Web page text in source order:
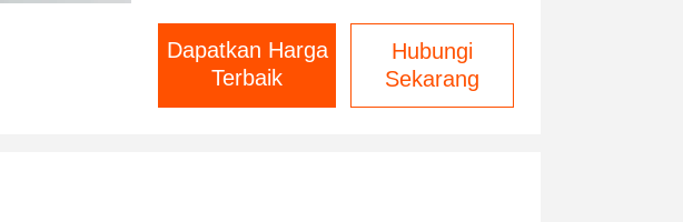
Dapatkan Harga
Terbaik
Hubungi
Sekarang